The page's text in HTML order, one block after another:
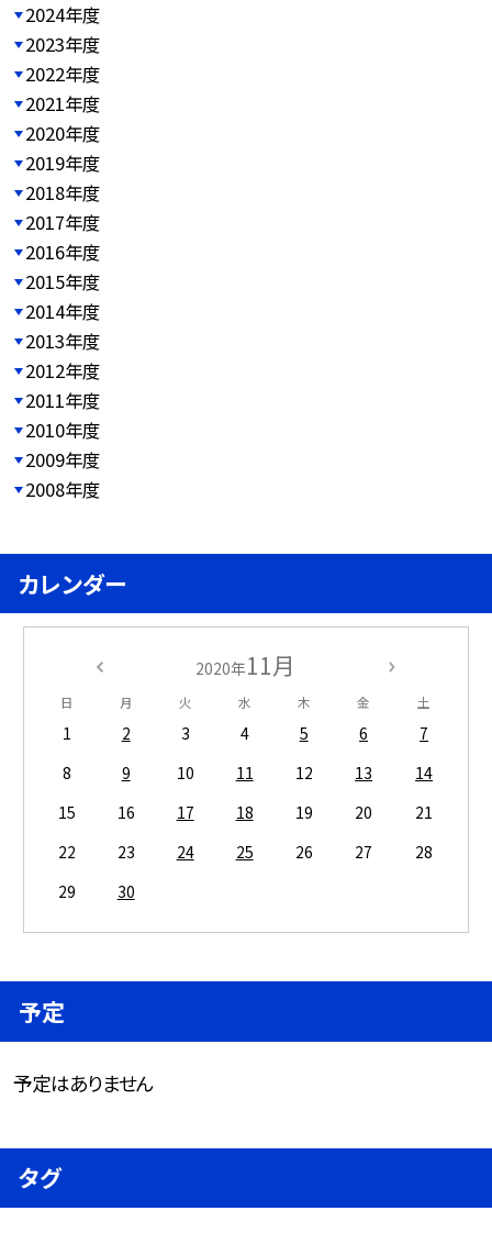
2024年度
2023年度
2022年度
2021年度
2020年度
2019年度
2018年度
2017年度
2016年度
2015年度
2014年度
2013年度
2012年度
2011年度
2010年度
2009年度
2008年度
カレンダー
2020年11月
日 月 火 水 木 金 土
1 2 3 4 5 6
7
8
9 10 11 12 13
14
15
16 17 18 19 20
21
22
23 24 25 26 27
28
29
30
予定
予定はありません
タグ